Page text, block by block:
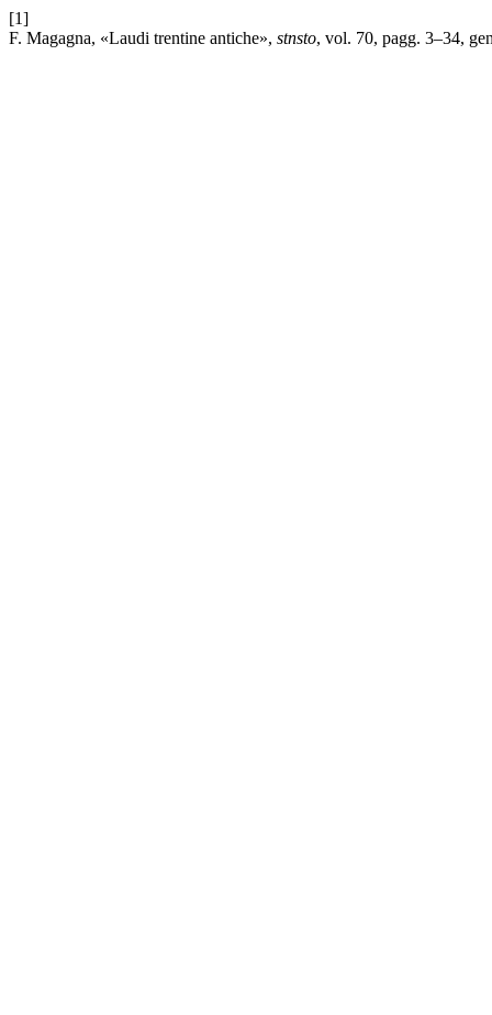
[1]
F. Magagna, «Laudi trentine antiche», stnsto, vol. 70, pagg. 3–34,